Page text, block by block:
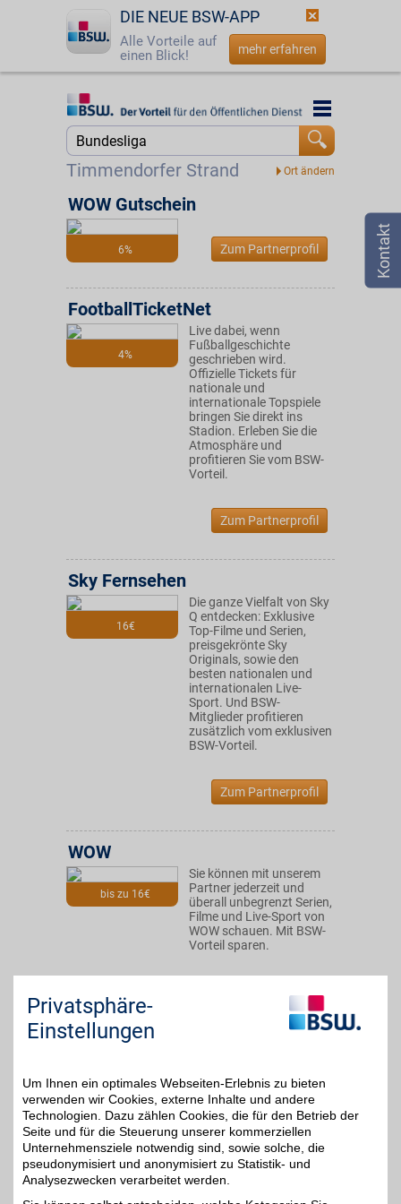
DIE NEUE BSW-APP
Alle Vorteile auf
einen Blick!
mehr erfahren
Startseite
Jetzt BSW-Mitglied werden
☎ 0800 - 279 25 82
Timmendorfer Strand
Startseite
Suche
6%
WOW Gutschein
Zum Partnerprofil
4%
FootballTicketNet
Live dabei, wenn
Fußballgeschichte
geschrieben wird.
Offizielle Tickets für
nationale und
internationale Topspiele
bringen Sie direkt ins
Stadion. Erleben Sie die
Atmosphäre und
profitieren Sie vom BSW-
Vorteil.
Zum Partnerprofil
16€
Sky Fernsehen
Die ganze Vielfalt von Sky
Q entdecken: Exklusive
Top-Filme und Serien,
preisgekrönte Sky
Originals, sowie den
besten nationalen und
internationalen Live-
Sport. Und BSW-
Mitglieder profitieren
zusätzlich vom exklusiven
BSW-Vorteil.
Zum Partnerprofil
bis zu 16€
WOW
Sie können mit unserem
Partner jederzeit und
überall unbegrenzt Serien,
Filme und Live-Sport von
WOW schauen. Mit BSW-
Vorteil sparen.
4% Zum Partnerprofil
bis zu 20€
DAZN
Mit dem Livesport-
Privatsphäre-
Einstellungen
Um Ihnen ein optimales Webseiten-Erlebnis zu bieten
verwenden wir Cookies, externe Inhalte und andere
Technologien. Dazu zählen Cookies, die für den Betrieb der
Seite und für die Steuerung unserer kommerziellen
Unternehmensziele notwendig sind, sowie solche, die
pseudonymisiert und anonymisiert zu Statistik- und
Analysezwecken verarbeitet werden.